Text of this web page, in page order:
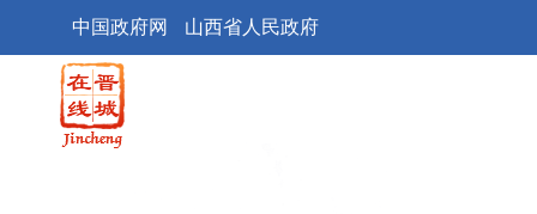
中国政府网 山西省人民政府